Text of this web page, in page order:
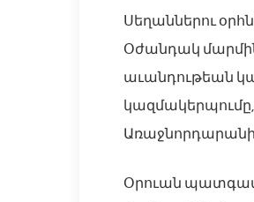
Սեղաններու
Օժանդակ
աւանդութեան
Օրուան